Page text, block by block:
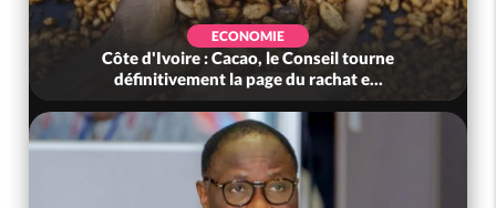
ECONOMIE
Côte d'Ivoire : Cacao, le Conseil tourne
définitivement la page du rachat e...